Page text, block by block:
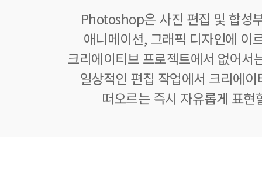
Photoshop은 사진 편집 및 합성
애니메이션, 그래픽 디자인에 이
크리에이티브 프로젝트에서 없어서
일상적인 편집 작업에서 크리에
떠오르는 즉시 자유롭게 표현